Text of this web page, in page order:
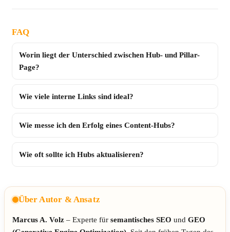
FAQ
Worin liegt der Unterschied zwischen Hub- und Pillar-
Page?
Wie viele interne Links sind ideal?
Wie messe ich den Erfolg eines Content-Hubs?
Wie oft sollte ich Hubs aktualisieren?
Über Autor & Ansatz
Marcus A. Volz– Experte für semantisches SEO und GEO